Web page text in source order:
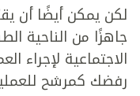
لكن يمكن أيضًا أن
جاهزًا من الناحية
الاجتماعية لإجراء
رفضك كمرشح